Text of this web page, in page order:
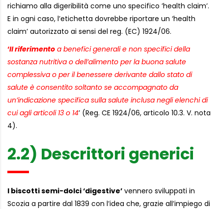
richiamo alla digeribilità come uno specifico ’health claim’.
E in ogni caso, l’etichetta dovrebbe riportare un ‘health
claim’ autorizzato ai sensi del reg. (EC) 1924/06.
‘Il riferimento a benefici generali e non specifici della
sostanza nutritiva o dell’alimento per la buona salute
complessiva o per il benessere derivante dallo stato di
salute è consentito soltanto se accompagnato da
un’indicazione specifica sulla salute inclusa negli elenchi di
cui agli articoli 13 o 14’ (Reg. CE 1924/06, articolo 10.3. V. nota
4).
2.2) Descrittori generici
I biscotti semi-dolci ‘digestive’ vennero sviluppati in
Scozia a partire dal 1839 con l’idea che, grazie all’impiego di